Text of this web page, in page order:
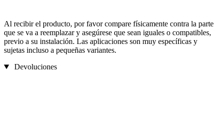
Al recibir el producto, por favor compare físicamente contra la parte
que se va a reemplazar y asegúrese que sean iguales o compatibles,
previo a su instalación. Las aplicaciones son muy específicas y
sujetas incluso a pequeñas variantes.
Devoluciones